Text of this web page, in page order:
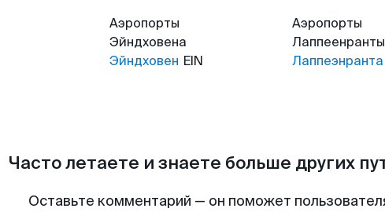
Аэропорты
Эйндховена
Эйндховен EIN
Аэропорты
Лаппеенранты
Лаппеэнранта
Часто летаете и знаете больше других
Оставьте комментарий — он поможет